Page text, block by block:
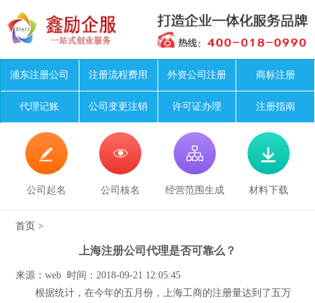
浦东注册公司 注册流程费用 外资公司注册 商标注册
代理记账 公司变更注销 许可证办理 注册指南

公司起名

公司核名

经营范围生成

材料下载
首页 >
上海注册公司代理是否可靠么？
来源：web 时间：2018-09-21 12:05:45
根据统计，在今年的五月份，上海工商的注册量达到了五万